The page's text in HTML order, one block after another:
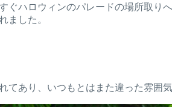
ぐハロウィンのパレードの場所取りへ
ました。
あり、いつもとはまた違った雰囲気